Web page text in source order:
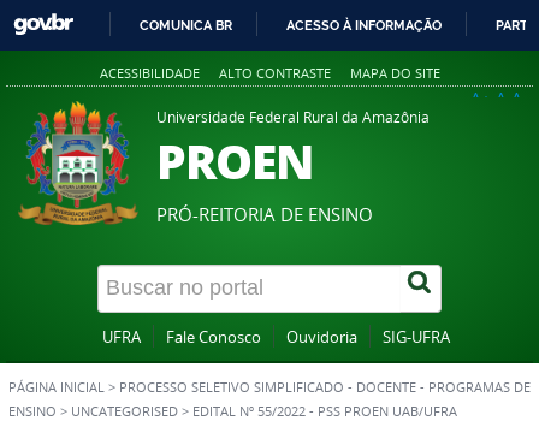
PARA
O
CONTEÚDO
COMUNICA BR ACESSO À INFORMAÇÃO
ACESSIBILIDADE ALTO CONTRASTE MAPA DO SITE
A+ A A-
Universidade Federal Rural da Amazônia
PROEN
PRÓ-REITORIA DE ENSINO
UFRA Fale Conosco Ouvidoria SIG-UFRA
PÁGINA INICIAL > PROCESSO SELETIVO SIMPLIFICADO - DOCENTE - PROGRAMAS DE
ENSINO > UNCATEGORISED > EDITAL Nº 55/2022 - PSS PROEN UAB/UFRA